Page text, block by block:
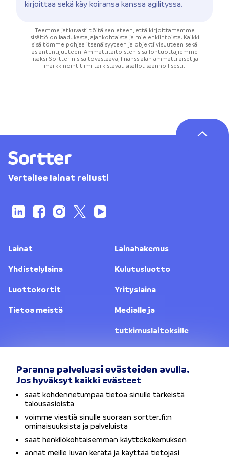
Paranna palveluasi evästeiden avulla.
Jos hyväksyt kaikki evästeet
saat kohdennetumpaa tietoa sinulle tärkeistä
talousasioista
voimme viestiä sinulle suoraan sortter.fi:n
ominaisuuksista ja palveluista
saat henkilökohtaisemman käyttökokemuksen
annat meille luvan kerätä ja käyttää tietojasi
kirjoittaa sekä käy koiransa kanssa agilityssa.
Teemme jatkuvasti töitä sen eteen, että kirjoittamamme
sisältö on laadukasta, ajankohtaista ja mielenkiintoista. Kaikki
sisältömme pohjaa itsenäisyyteen ja objektiivisuuteen sekä
asiantuntijuuteen. Ammattitaitoisten sisällöntuottajiemme
lisäksi Sortterin sisältövastaava, finanssialan ammattilaiset ja
markkinointitiimi tarkistavat sisällöt säännöllisesti.
Vertailee lainat reilusti
Lainat
Lainahakemus
Yhdistelylaina
Kulutusluotto
Luottokortit
Yrityslaina
Tietoa meistä
Medialle ja
tutkimuslaitoksille
Vaihda sijaintia
Käyttöehdot